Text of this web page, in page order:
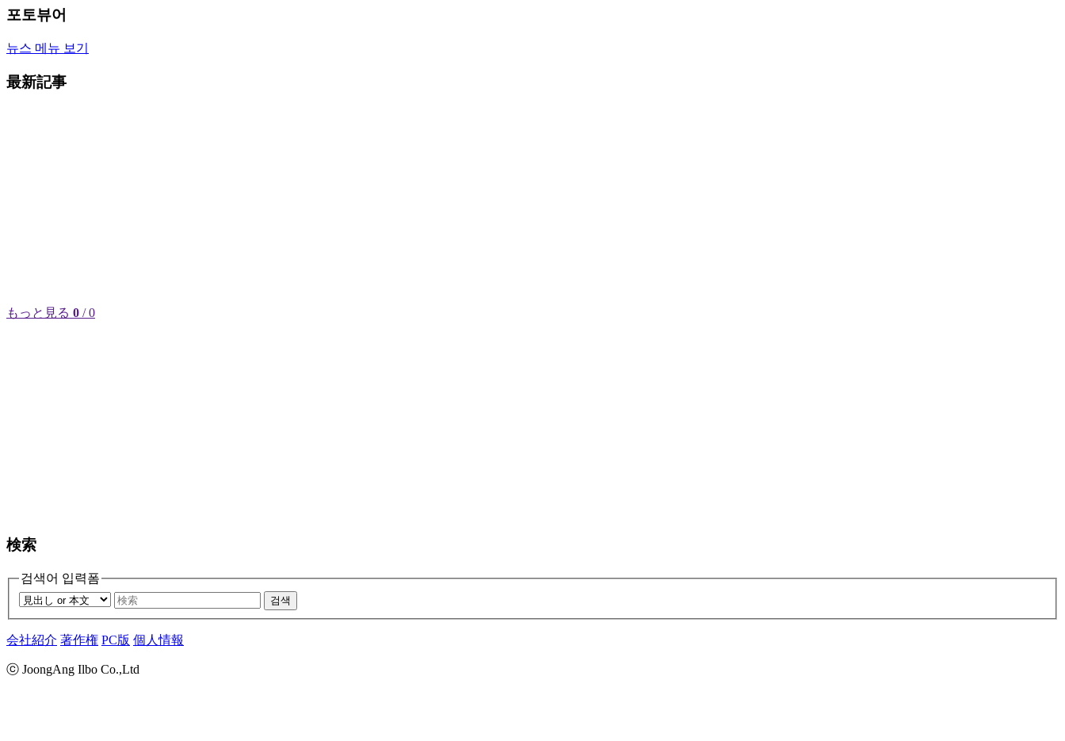
포토뷰어
뉴스 메뉴 보기
最新記事
もっと見る 0 / 0
検索
검색어 입력폼
검색
会社紹介 著作権 PC版 個人情報
ⓒ JoongAng Ilbo Co.,Ltd